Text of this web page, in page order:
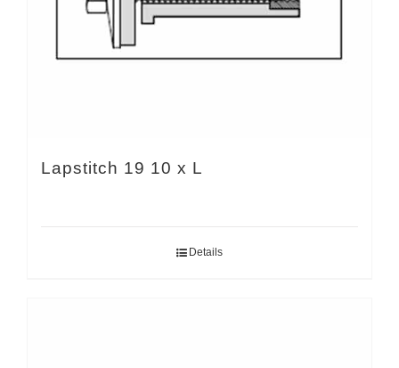
Lapstitch 19 10 x L
Details